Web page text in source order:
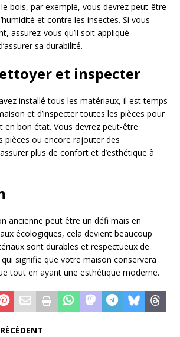
bois, par exemple, vous devrez peut-être
et contre les insectes. Si vous
assurez-vous qu’il soit appliqué
sa durabilité.
et inspecter
installé tous les matériaux, il est temps
et d’inspecter toutes les pièces pour
en bon état. Vous devrez peut-être
pièces ou encore rajouter des
plus de confort et d’esthétique à
ancienne peut être un défi mais en
écologiques, cela devient beaucoup
sont durables et respectueux de
qui signifie que votre maison conservera
tout en ayant une esthétique moderne.